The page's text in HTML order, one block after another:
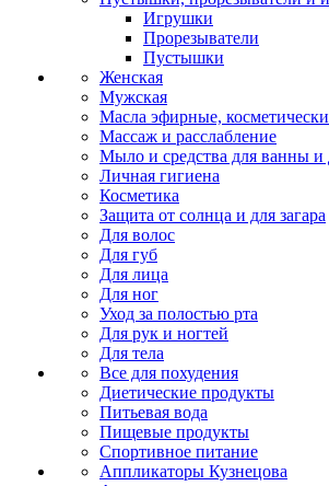
Игрушки
Прорезыватели
Пустышки
Женская
Мужская
Масла эфирные,
Массаж и расслабление
Мыло и средства для ванны и
Личная гигиена
Косметика
Защита от солнца и для загара
Для волос
Для губ
Для лица
Для ног
Уход за полостью рта
Для рук и ногтей
Для тела
Все для похудения
Диетические продукты
Питьевая вода
Пищевые продукты
Спортивное питание
Аппликаторы Кузнецова